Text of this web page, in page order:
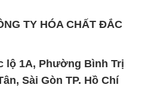
TY HÓA CHẤT ĐẮC
lộ 1A, Phường Bình Trị
Sài Gòn TP. Hồ Chí